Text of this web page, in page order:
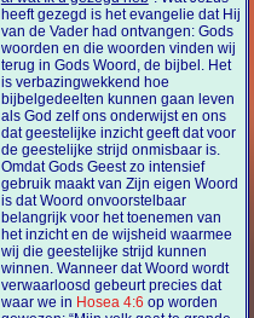
heeft gezegd is het evangelie dat Hij
van de Vader had ontvangen: Gods
woorden en die woorden vinden wij
terug in Gods Woord, de bijbel. Het
is verbazingwekkend hoe
bijbelgedeelten kunnen gaan leven
als God zelf ons onderwijst en ons
dat geestelijke inzicht geeft dat voor
de geestelijke strijd onmisbaar is.
Omdat Gods Geest zo intensief
gebruik maakt van Zijn eigen Woord
is dat Woord onvoorstelbaar
belangrijk voor het toenemen van
het inzicht en de wijsheid waarmee
wij die geestelijke strijd kunnen
winnen. Wanneer dat Woord wordt
verwaarloosd gebeurt precies dat
waar we in Hosea 4:6